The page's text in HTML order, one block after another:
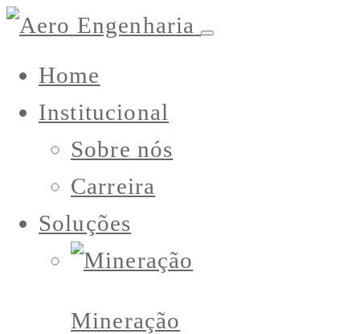
Home
Institucional
Sobre nós
Carreira
Soluções
Mineração